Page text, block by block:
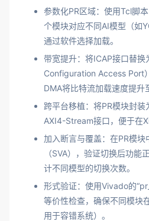
参数化PR区域：使用Tcl脚
个模块对应不同AI模型（如
通过软件选择加载。
带宽提升：将ICAP接口替
Configuration Access Port
DMA将比特流加载速度提升
跨平台移植：将PR模块封
AXI4-Stream接口，便于在
加入断言与覆盖：在PR模
（SVA），验证切换后功能
计不同模型的切换次数。
形式验证：使用Vivado的
等价性检查，确保不同模块
用于容错系统）。